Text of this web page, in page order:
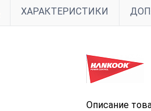
ХАРАКТЕРИСТИКИ
Описание